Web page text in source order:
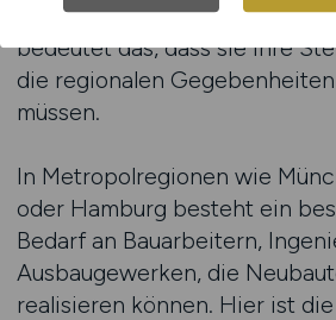
größerer Bedeutung. Für
bedeutet das, dass sie ihre
die regionalen
müssen.
In Metropolregionen wie
oder Hamburg besteht ein
Bedarf an Bauarbeitern,
Ausbaugewerken, die
realisieren können. Hier ist